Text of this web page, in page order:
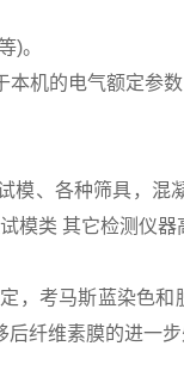
)。
机的电气额定参数
模、各种筛具，
模类 其它检测仪
，考马斯蓝染色
纤维素膜的进一